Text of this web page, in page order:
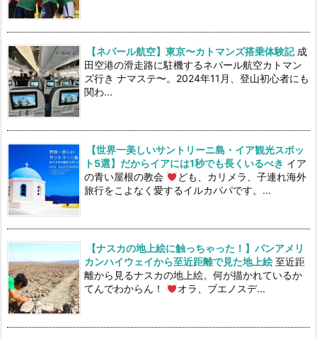
【ネパール航空】東京〜カトマンズ搭乗体験記 成
田空港の滑走路に駐機するネパール航空カトマン
ズ行き ナマステ〜。2024年11月、登山初心者にも
関わ...
【世界一美しいサントリーニ島・イア観光スポッ
ト5選】だからイアには1秒でも長くいるべき イア
の青い屋根の教会
ども、カリメラ、子連れ海外
旅行をこよなく愛するイルカパパです。...
【ナスカの地上絵に触っちゃった！】パンアメリ
カンハイウェイから至近距離で見た地上絵 至近距
離から見るナスカの地上絵。何が描かれているか
てんでわからん！
オラ、ブエノスデ...